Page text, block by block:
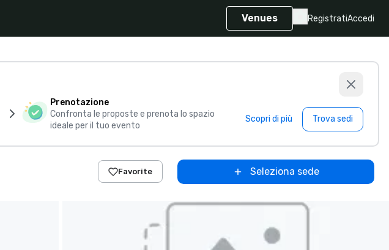
Venues RegistratiAccedi
Prenotazione
Confronta le proposte e prenota lo spazio
ideale per il tuo evento
Scopri di più Trova sedi
Favorite Seleziona sede